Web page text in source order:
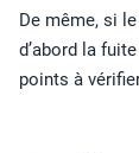
De même, si
d’abord la
points à